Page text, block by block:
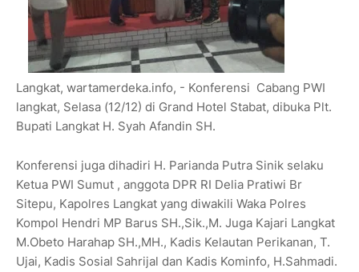
Langkat, wartamerdeka.info, - Konferensi Cabang PWI
langkat, Selasa (12/12) di Grand Hotel Stabat, dibuka Plt.
Bupati Langkat H. Syah Afandin SH.
Konferensi juga dihadiri H. Parianda Putra Sinik selaku
Ketua PWI Sumut , anggota DPR RI Delia Pratiwi Br
Sitepu, Kapolres Langkat yang diwakili Waka Polres
Kompol Hendri MP Barus SH.,Sik.,M. Juga Kajari Langkat
M.Obeto Harahap SH.,MH., Kadis Kelautan Perikanan, T.
Ujai, Kadis Sosial Sahrijal dan Kadis Kominfo, H.Sahmadi.